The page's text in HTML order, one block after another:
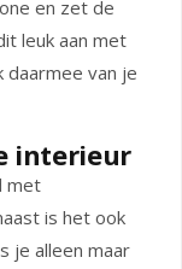
en zet de
leuk aan met
daarmee van je
interieur
met
is het ook
je alleen maar